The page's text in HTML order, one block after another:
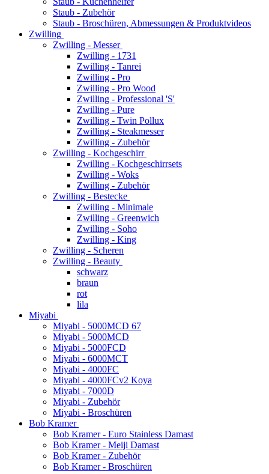
Staub - Zubehör
Staub - Broschüren, Abmessungen & Produktvideos
Zwilling
Zwilling - Messer
Zwilling - 1731
Zwilling - Tanrei
Zwilling - Pro
Zwilling - Pro Wood
Zwilling - Professional 'S'
Zwilling - Pure
Zwilling - Twin Pollux
Zwilling - Steakmesser
Zwilling - Zubehör
Zwilling - Kochgeschirr
Zwilling - Kochgeschirrsets
Zwilling - Woks
Zwilling - Zubehör
Zwilling - Bestecke
Zwilling - Minimale
Zwilling - Greenwich
Zwilling - Soho
Zwilling - King
Zwilling - Scheren
Zwilling - Beauty
schwarz
braun
rot
lila
Miyabi
Miyabi - 5000MCD 67
Miyabi - 5000MCD
Miyabi - 5000FCD
Miyabi - 6000MCT
Miyabi - 4000FC
Miyabi - 4000FCv2 Koya
Miyabi - 7000D
Miyabi - Zubehör
Miyabi - Broschüren
Bob Kramer
Bob Kramer - Euro Stainless Damast
Bob Kramer - Meiji Damast
Bob Kramer - Zubehör
Bob Kramer - Broschüren